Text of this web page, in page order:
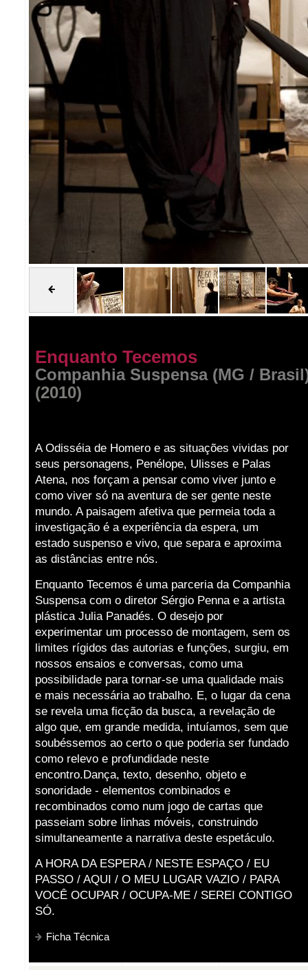
Enquanto Tecemos
Companhia Suspensa (MG /
(2010)
A Odisséia de Homero e as situações vividas por
seus personagens, Penélope, Ulisses e Palas
Atena, nos forçam a pensar como viver junto e
como viver só na aventura de ser gente neste
mundo. A paisagem afetiva que permeia toda a
investigação é a experiência da espera, um
estado suspenso e vivo, que separa e aproxima
as distâncias entre nós.
Enquanto Tecemos é uma parceria da Companhia
Suspensa com o diretor Sérgio Penna e a artista
plástica Julia Panadés. O desejo por
experimentar um processo de montagem, sem os
limites rígidos das autorias e funções, surgiu, em
nossos ensaios e conversas, como uma
possibilidade para tornar-se uma qualidade mais
e mais necessária ao trabalho. E, o lugar da cena
se revela uma ficção da busca, a revelação de
algo que, em grande medida, intuíamos, sem que
soubéssemos ao certo o que poderia ser fundado
como relevo e profundidade neste
encontro.Dança, texto, desenho, objeto e
sonoridade - elementos combinados e
recombinados como num jogo de cartas que
passeiam sobre linhas móveis, construindo
simultaneamente a narrativa deste espetáculo.
A HORA DA ESPERA / NESTE ESPAÇO / EU
PASSO / AQUI / O MEU LUGAR VAZIO / PARA
VOCÊ OCUPAR / OCUPA-ME / SEREI CONTIGO
SÓ.
Ficha Técnica